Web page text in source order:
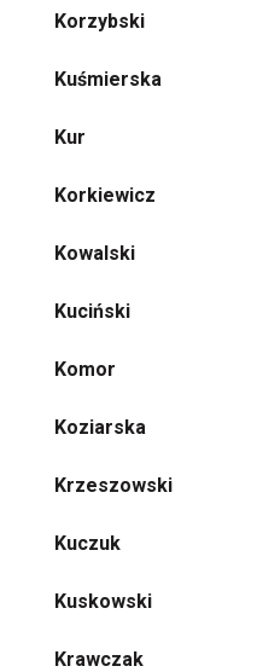
Korzybski
Kuśmierska
Kur
Korkiewicz
Kowalski
Kuciński
Komor
Koziarska
Krzeszowski
Kuczuk
Kuskowski
Krawczak